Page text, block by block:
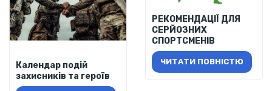
Календар подій
захисників та героїв
РЕКОМЕНДАЦІЇ ДЛЯ
СЕРЙОЗНИХ
СПОРТСМЕНІВ
ЧИТАТИ ПОВНІСТЮ